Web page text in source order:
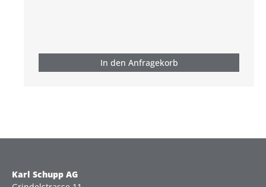
In den Anfragekorb
Karl Schupp AG